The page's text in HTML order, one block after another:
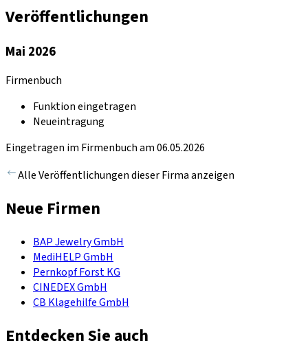
Veröffentlichungen
Mai 2026
Firmenbuch
Funktion eingetragen
Neueintragung
Eingetragen im Firmenbuch am 06.05.2026
Alle Veröffentlichungen dieser Firma anzeigen
Neue Firmen
BAP Jewelry GmbH
MediHELP GmbH
Pernkopf Forst KG
CINEDEX GmbH
CB Klagehilfe GmbH
Entdecken Sie auch